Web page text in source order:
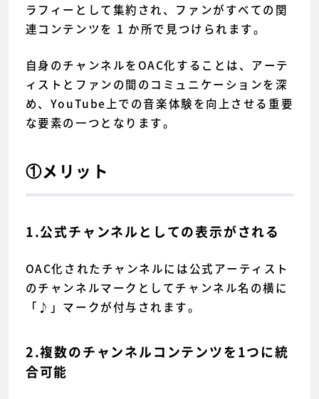
ラフィーとして集約され、ファンがすべての関
連コンテンツを 1 か所で見つけられます。
自身のチャンネルをOAC化することは、アーテ
ィストとファンの間のコミュニケーションを深
め、YouTube上での音楽体験を向上させる重要
な要素の一つとなります。
①メリット
1.公式チャンネルとしての表示がされる
OAC化されたチャンネルには公式アーティスト
のチャンネルマークとしてチャンネル名の横に
「♪」マークが付与されます。
2.複数のチャンネルコンテンツを1つに統
合可能